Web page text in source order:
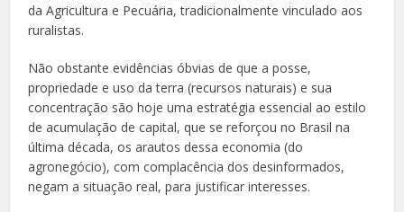
da Agricultura e Pecuária, tradicionalmente vinculado aos
ruralistas.
Não obstante evidências óbvias de que a posse,
propriedade e uso da terra (recursos naturais) e sua
concentração são hoje uma estratégia essencial ao estilo
de acumulação de capital, que se reforçou no Brasil na
última década, os arautos dessa economia (do
agronegócio), com complacência dos desinformados,
negam a situação real, para justificar interesses.